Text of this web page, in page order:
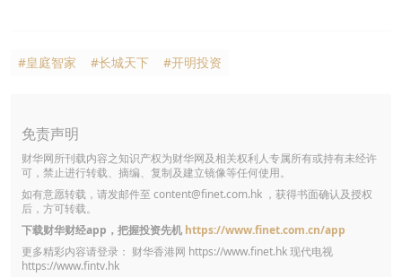
#皇庭智家 #长城天下 #开明投资
免责声明
财华网所刊载内容之知识产权为财华网及相关权利人专属所有或持有未经许
可，禁止进行转载、摘编、复制及建立镜像等任何使用。
如有意愿转载，请发邮件至 content@finet.com.hk ，获得书面确认及授权
后，方可转载。
下载财华财经app，把握投资先机 https://www.finet.com.cn/app
更多精彩内容请登录： 财华香港网 https://www.finet.hk现代电视
https://www.fintv.hk